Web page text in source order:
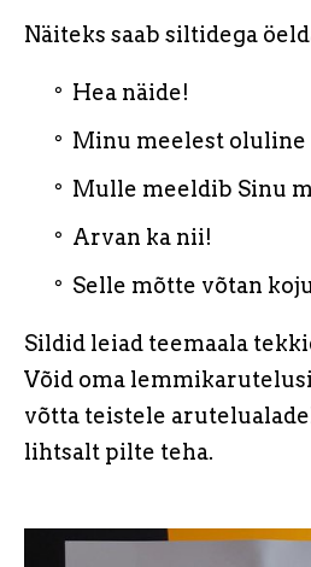
Näiteks saab siltidega
Hea näide!
Minu meelest oluline
Mulle meeldib Sinu
Arvan ka nii!
Selle mõtte võtan
Sildid leiad teemaala
Võid oma
võtta teistele
lihtsalt pilte teha.